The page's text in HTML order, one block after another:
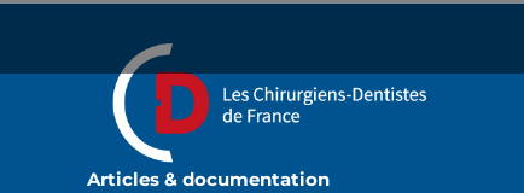
Articles & documentation